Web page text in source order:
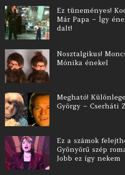
Ez tüneményes!
Már Papa – Így
dalt!
Nosztalgikus!
Mónika énekel
Megható!
György – Cserháti
Ez a számok
Gyönyörű szép
Jobb ez így nekem